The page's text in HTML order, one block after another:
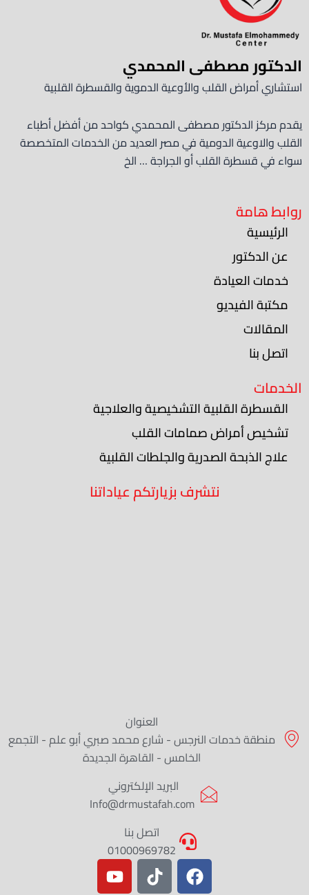
الدكتور مصطفى المحمدي
استشاري أمراض القلب والأوعية الدموية والقسطرة القلبية
يقدم مركز الدكتور مصطفى المحمدي كواحد من أفضل أطباء
القلب والاوعية الدومية في مصر العديد من الخدمات المتخصصة
سواء في قسطرة القلب أو الجراجة … الخ
روابط هامة
الرئيسية
عن الدكتور
خدمات العيادة
مكتبة الفيديو
المقالات
اتصل بنا
الخدمات
القسطرة القلبية التشخيصية والعلاجية
تشخيص أمراض صمامات القلب
علاج الذبحة الصدرية والجلطات القلبية
نتشرف بزيارتكم عياداتنا
العنوان
منطقة خدمات النرجس - شارع محمد صبري أبو علم - التجمع
الخامس - القاهرة الجديدة
البريد الإلكتروني
Info@drmustafah.com
اتصل بنا
01000969782
F
a
T
i
Y
o